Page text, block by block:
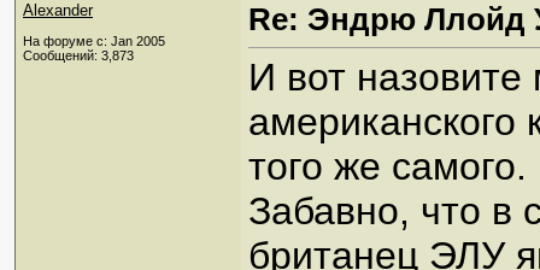
Alexander
На форуме с: Jan 2005
Сообщений: 3,873
Re: Эндрю Ллойд
И вот
американского
того же самого.
Забавно, что в
британец ЭЛУ